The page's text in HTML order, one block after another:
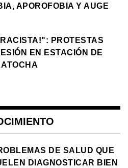
APOROFOBIA Y AUGE
EN EUROPA
PROTESTAS
EN ESTACIÓN DE
DE SALUD QUE
DIAGNOSTICAR BIEN